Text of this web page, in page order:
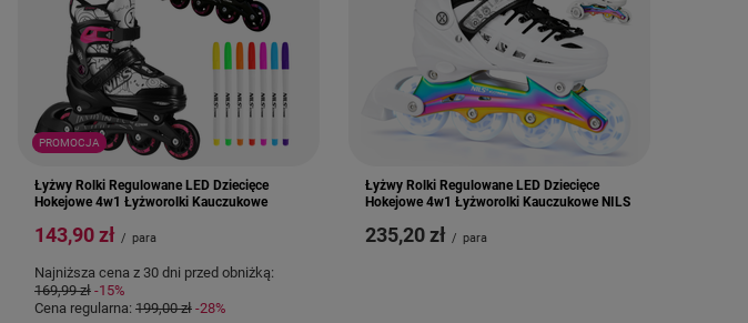
PROMOCJA
Łyżwy Rolki Regulowane LED Dziecięce
Hokejowe 4w1 Łyżworolki Kauczukowe
143,90 zł / para
Najniższa cena z 30 dni przed obniżką:
169,99 zł -15%
Cena regularna: 199,00 zł -28%
Łyżwy Rolki Regulowane LED Dziecięce
Hokejowe 4w1 Łyżworolki Kauczukowe NILS
235,20 zł / para